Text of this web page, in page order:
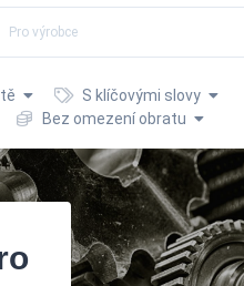
Pro výrobce
S klíčovými slovy
Bez omezení obratu